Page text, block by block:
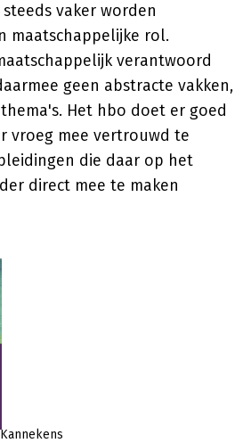
vaker worden
maatschappelijke rol.
verantwoord
geen abstracte vakken,
Het hbo doet er goed
vroeg mee vertrouwd te
die daar op het
direct mee te maken